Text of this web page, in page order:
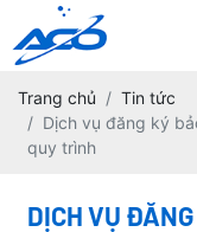
Trang chủ
Tin tức
Dịch vụ đăng ký
quy trình
DỊCH VỤ